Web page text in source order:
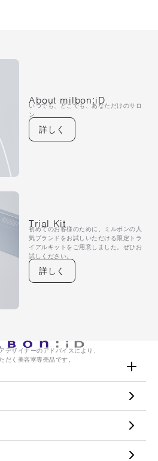
About milbon:iD
いつでも、どこでも、あなただけのサロ
ン
詳しく
Trial Kit
初めてのお客様のために、ミルボンの人
気ブランドをお試しいただける限定トラ
イアルキットをご用意しました。ぜひお
試しください。
詳しく
デザイナーのアドバイスにより、
だく美容室専売品です。